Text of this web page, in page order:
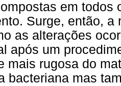
em todos
Surge, então,
as alterações
após um
mais rugosa do
bacteriana mas